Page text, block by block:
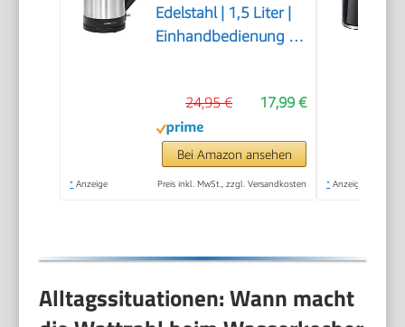
Edelstahl | 1,5 Liter |
Einhandbedienung |
Kabelaufwicklung |
Wasserkocher
schwarz | WKS 3692
schwarz
17,99 €
24,95 €
Bei Amazon ansehen
* Anzeige Preis inkl. MwSt., zzgl. Versandkosten * Anzeige
Alltagssituationen: Wann macht